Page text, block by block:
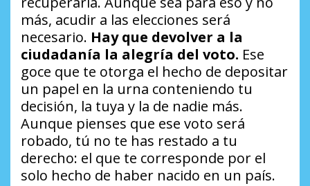
más, acudir a las elecciones será
necesario. Hay que devolver a la
ciudadanía la alegría del voto. Ese
goce que te otorga el hecho de depositar
un papel en la urna conteniendo tu
decisión, la tuya y la de nadie más.
Aunque pienses que ese voto será
robado, tú no te has restado a tu
derecho: el que te corresponde por el
solo hecho de haber nacido en un país.